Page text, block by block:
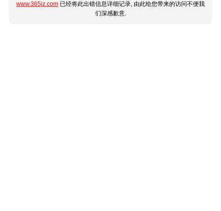
www.365jz.com 已经将此出错信息详细记录, 由此给您带来的访问不便我
们深感歉意.